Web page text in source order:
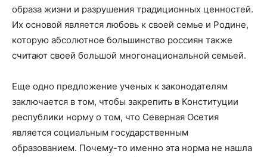
образа жизни и разрушения традиционных ценностей.
Их основой является любовь к своей семье и Родине,
которую абсолютное большинство россиян также
считают своей большой многонациональной семьей.
Еще одно предложение ученых к законодателям
заключается в том, чтобы закрепить в Конституции
республики норму о том, что Северная Осетия
является социальным государственным
образованием. Почему-то именно эта норма не нашла